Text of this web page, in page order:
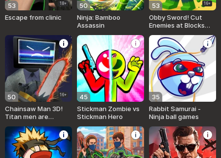
53 18+
Escape from clinic
50
Ninja: Bamboo
Assassin
53 16+
Obby Sword! Cut
Enemies at Blocks
50 16+
Chainsaw Man 3D!
Titan men are
45
Stickman Zombie vs
Stickman Hero
35
Rabbit Samurai -
Ninja ball games